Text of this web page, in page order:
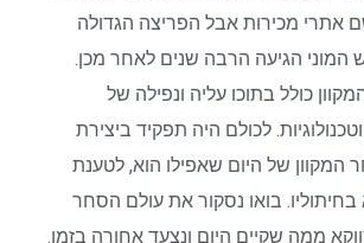
אתרי מכירות אבל הפריצה הגדולה
הגיעה הרבה שנים לאחר מכן.
כולל בתוכו עליה ונפילה של
לכולם היה תפקיד ביצירת
של היום שאפילו הוא, לטענת
בואו נסקור את עולם הסחר
ממה שקיים היום ונצעד אחורה בזמן.